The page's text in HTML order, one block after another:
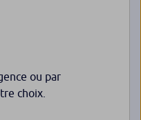
ou par
choix.